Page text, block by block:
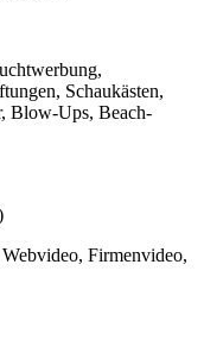
Schaukästen,
Blow-Ups, Beach-
Firmenvideo,